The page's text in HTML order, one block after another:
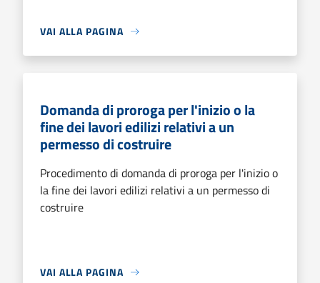
VAI ALLA PAGINA
Domanda di proroga per l'inizio o la
fine dei lavori edilizi relativi a un
permesso di costruire
Procedimento di domanda di proroga per l'inizio o
la fine dei lavori edilizi relativi a un permesso di
costruire
VAI ALLA PAGINA